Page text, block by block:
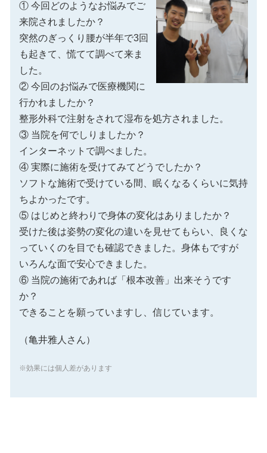
① 今回どのようなお悩みでご
来院されましたか？
突然のぎっくり腰が半年で3回
も起きて、慌てて調べて来ま
した。
② 今回のお悩みで医療機関に
行かれましたか？
整形外科で注射をされて湿布を処方されました。
③ 当院を何でしりましたか？
インターネットで調べました。
④ 実際に施術を受けてみてどうでしたか？
ソフトな施術で受けている間、眠くなるくらいに気持
ちよかったです。
⑤ はじめと終わりで身体の変化はありましたか？
受けた後は姿勢の変化の違いを見せてもらい、良くな
っていくのを目でも確認できました。身体もですが
いろんな面で安心できました。
⑥ 当院の施術であれば「根本改善」出来そうです
か？
できることを願っていますし、信じています。
（亀井雅人さん）
※効果には個人差があります